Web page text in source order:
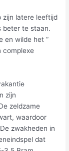
zijn latere leeftijd
beter te staan.
en wilde het “
complexe
zijn
zeldzame
waardoor
zwakheden in
dat